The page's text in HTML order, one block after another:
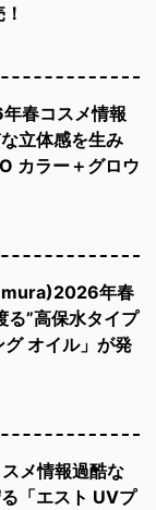
春コスメ情報
立体感を生み
カラー＋グロウ
年春
る”高保水タイプ
オイル」が発
メ情報過酷な
「エスト UVプ